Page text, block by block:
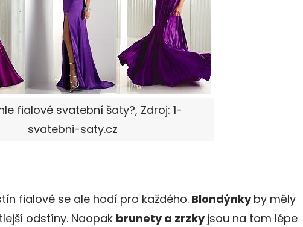
fialové svatební šaty?, Zdroj: 1-
svatebni-saty.cz
fialové se ale hodí pro každého. Blondýnkyby měly
odstíny. Naopak brunety a zrzkyjsou na tom lépe